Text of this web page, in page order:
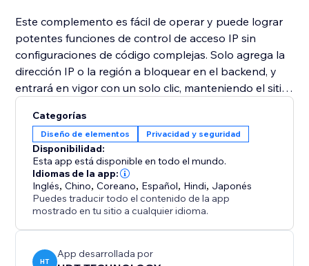
Este complemento es fácil de operar y puede lograr
potentes funciones de control de acceso IP sin
configuraciones de código complejas. Solo agrega la
dirección IP o la región a bloquear en el backend, y
entrará en vigor con un solo clic, manteniendo el sitio
en atender a usuarios reales.
Categorías
Diseño de elementos Privacidad y seguridad
Disponibilidad:
Esta app está disponible en todo el mundo.
Idiomas de la app:
Inglés,Chino,Coreano, Español, Hindi, Japonés
Puedes traducir todo el contenido de la app
mostrado en tu sitio a cualquier idioma.
HT
App desarrollada por